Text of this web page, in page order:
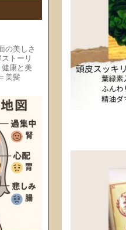
の美しさ
トーリ
健康と美
美髪